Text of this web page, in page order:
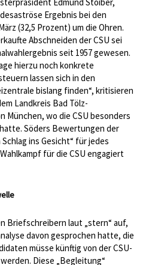
Ergebnis bei den
(32,5 Prozent) um die Ohren.
Abschneiden der CSU sei
seit 1957 gewesen.
hierzu noch konkrete
lassen sich in den
bislang finden“, kritisieren
Landkreis Bad Tölz-
München, wo die CSU besonders
Söders Bewertungen der
ins Gesicht“ für jedes
für die CSU engagiert
Briefschreibern laut „stern“ auf,
davon gesprochen hatte, die
müsse künftig von der CSU-
Diese „Begleitung“